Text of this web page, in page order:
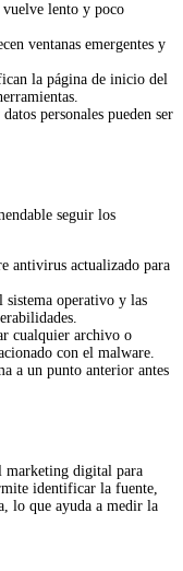
lento y poco
ventanas emergentes y
la página de inicio del
personales pueden ser
seguir los
antivirus actualizado para
sistema operativo y las
cualquier archivo o
con el malware.
a un punto anterior antes
marketing digital para
identificar la fuente,
lo que ayuda a medir la